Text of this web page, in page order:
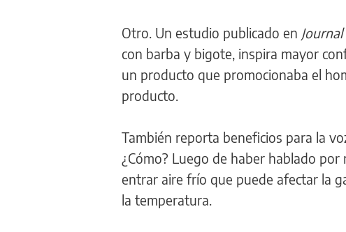
Otro. Un estudio publicado en
con barba y bigote, inspira mayor
un producto que promocionaba el
producto.
También reporta beneficios para la
¿Cómo? Luego de haber hablado
entrar aire frío que puede afectar la
la temperatura.